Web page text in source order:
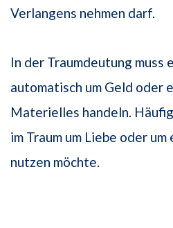
Verlangens nehmen darf.
In der Traumdeutung muss
automatisch um Geld oder
Materielles handeln.
im Traum um Liebe oder um
nutzen möchte.